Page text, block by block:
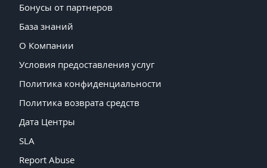
Бонусы от партнеров
База знаний
О Компании
Условия предоставления услуг
Политика конфиденциальности
Политика возврата средств
Дата Центры
SLA
Report Abuse